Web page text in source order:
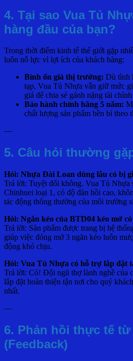
4. Tại sao Vua Tủ
hàng đầu của bạn?
Trong thời điểm kinh tế thế giới gặp
luôn nỗ lực vì lợi ích của khách hàng:
Bình ổn giá thị trường: Dù tình
tạp, Vua Tủ Nhựa vẫn giữ mức
giá để chia sẻ gánh nặng tài
Bảo hành chính hãng 5 năm:
chất lượng sản phẩm bền bỉ theo
—
5. Câu hỏi thường
Hỏi: Nhựa Đài Loan dùng lâu có bị
Trả lời: Tuyệt đối không. Vua Tủ
Chinhuei loại 1, có độ đàn hồi cao,
tác động thông thường của môi trường
Hỏi: Ngăn kéo của BTD04 kéo mở
Trả lời: Sản phẩm được trang bị hệ
giúp việc đóng mở 3 ngăn kéo luôn
động khó chịu.
Hỏi: Vua Tủ Nhựa có hỗ trợ lắp đặt
Trả lời: Có! Đội ngũ thợ lành nghề của
lắp đặt hoàn thiện tận nơi cho quý
nhất.
—
6. Phản hồi thực tế
(Feedback)